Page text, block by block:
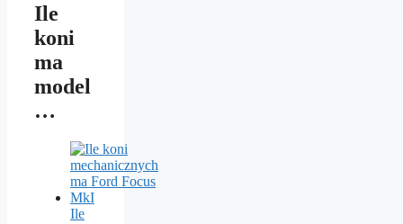
Ile
koni
ma
model
…
Ile